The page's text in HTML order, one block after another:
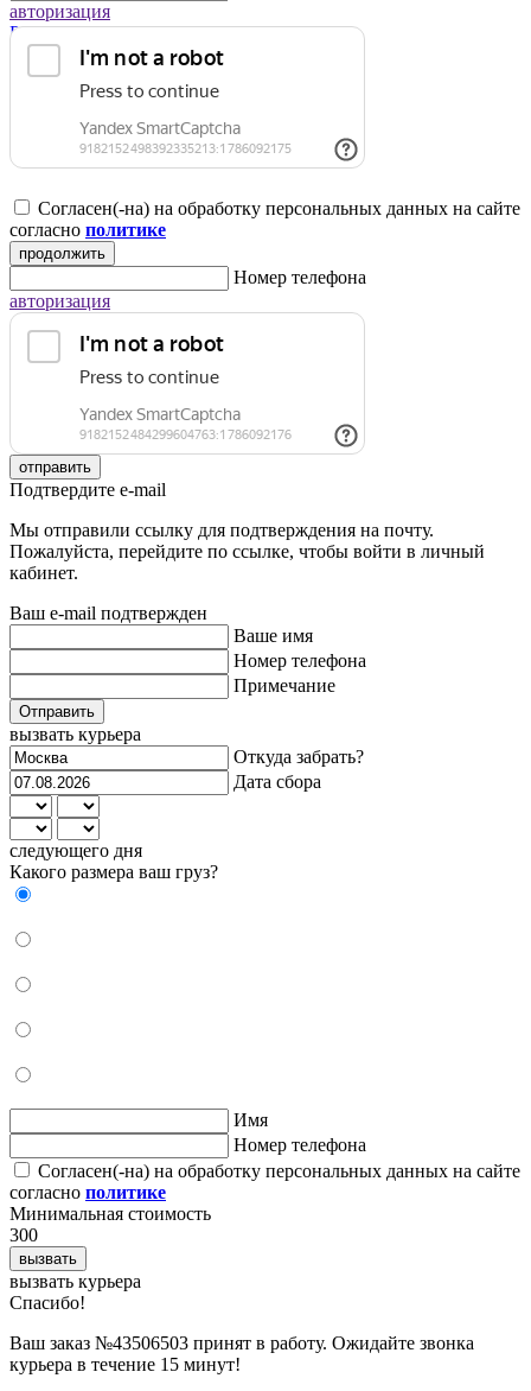
авторизация
Регистрация для юридических лиц
Согласен(-на) на обработку персональных данных на сайте
согласно политике
продолжить
Номер телефона
авторизация
отправить
Подтвердите e-mail
Мы отправили ссылку для подтверждения на почту.
Пожалуйста, перейдите по ссылке, чтобы войти в личный
кабинет.
Ваш e-mail подтвержден
Ваше имя
Номер телефона
Примечание
Отправить
вызвать курьера
Откуда забрать?
Дата сбора
следующего дня
Какого размера ваш груз?
Имя
Номер телефона
Согласен(-на) на обработку персональных данных на сайте
согласно политике
Минимальная стоимость
300
вызвать
вызвать курьера
Cпасибо!
Ваш заказ №43506503 принят в работу. Ожидайте звонка
курьера в течение 15 минут!